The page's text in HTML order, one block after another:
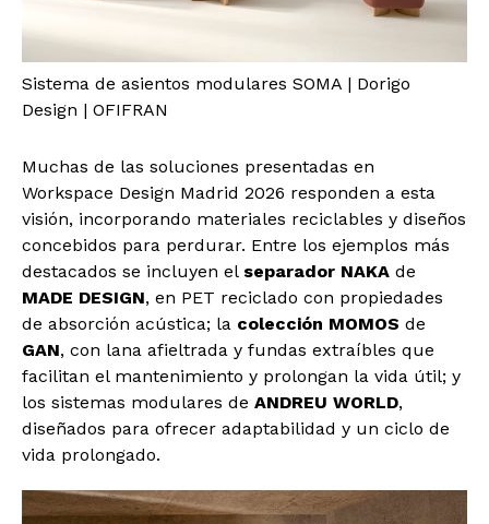
Sistema de asientos modulares SOMA | Dorigo
Design | OFIFRAN
Muchas de las soluciones presentadas en
Workspace Design Madrid 2026 responden a esta
visión, incorporando materiales reciclables y diseños
concebidos para perdurar. Entre los ejemplos más
destacados se incluyen el separador NAKA de
MADE DESIGN, en PET reciclado con propiedades
de absorción acústica; la colección MOMOS de
GAN, con lana afieltrada y fundas extraíbles que
facilitan el mantenimiento y prolongan la vida útil; y
los sistemas modulares de ANDREU WORLD,
diseñados para ofrecer adaptabilidad y un ciclo de
vida prolongado.